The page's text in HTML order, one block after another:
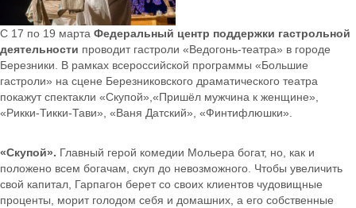
С 17 по 19 марта Федеральный центр поддержки гастрольной
деятельности проводит гастроли «Ведогонь-театра» в городе
Березники. В рамках всероссийской программы «Большие
гастроли» на сцене Березниковского драматического театра
покажут спектакли «Скупой»,«Пришёл мужчина к женщине»,
«Рикки-Тикки-Тави», «Ваня Датский», «Финтифлюшки».
«Скупой». Главный герой комедии Мольера богат, но, как и
положено всем богачам, скуп до невозможного. Чтобы увеличить
свой капитал, Гарпагон берет со своих клиентов чудовищные
проценты, морит голодом себя и домашних, а его собственные